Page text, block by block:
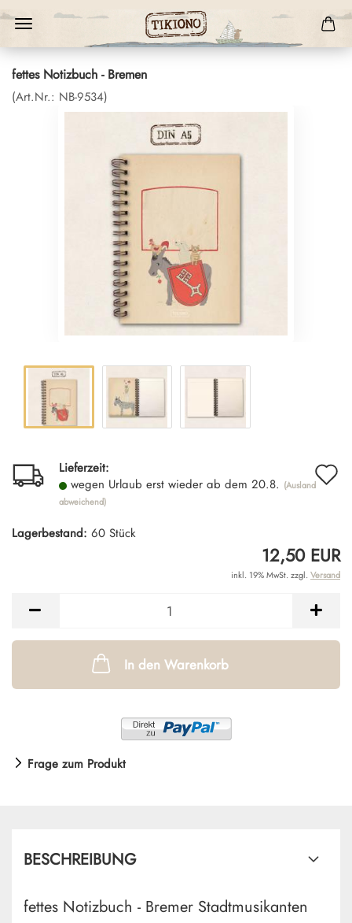
fettes Notizbuch - Bremen
(Art.Nr.: NB-9534)
Lieferzeit:
wegen Urlaub erst wieder ab dem 20.8. (Ausland
abweichend)
Lagerbestand: 60 Stück
12,50 EUR
inkl. 19% MwSt. zzgl. Versand
In den Warenkorb
Frage zum Produkt
BESCHREIBUNG
fettes Notizbuch - Bremer Stadtmusikanten